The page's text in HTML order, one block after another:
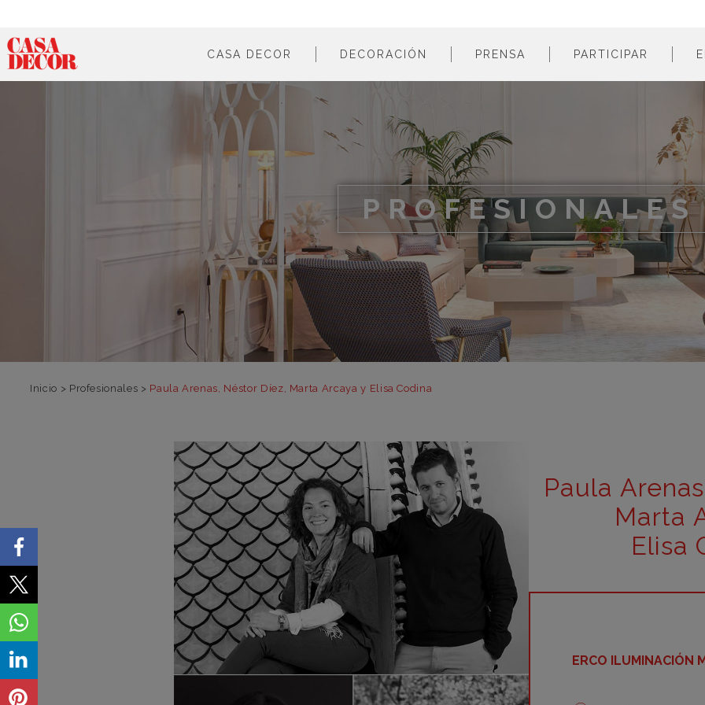
CASA DECOR
¿qué es?
en cifras
cómo participar
en los medios
DECORACIÓN
colores
estilos
materiales
PRENSA PARTICIPAR
PROFESIONALES
Inicio > Profesionales > Paula Arenas, Néstor Díez, Marta Arcaya y Elisa Codina
Paula
Marta
Elisa
ERCO ILUMINACIÓN